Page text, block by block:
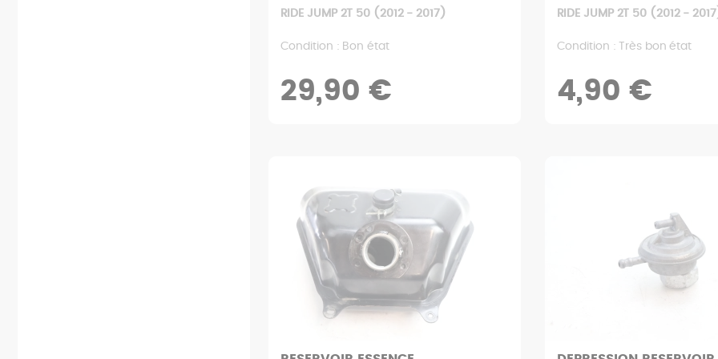
RIDE JUMP 2T 50 (2012 - 2017)
Condition : Bon état
29,90 €
RIDE JUMP 2T 50 (2012 -
Condition : Très bon état
4,90 €